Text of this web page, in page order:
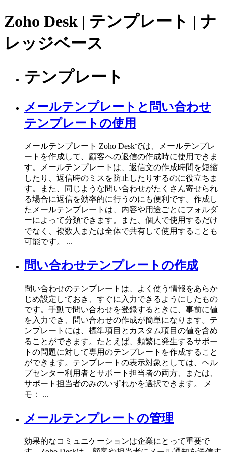
Zoho Desk | テンプレート | ナ
レッジベース
テンプレート
メールテンプレートと問い合わせ
テンプレートの使用
メールテンプレート Zoho Deskでは、メールテンプレ
ートを作成して、顧客への返信の作成時に使用できま
す。メールテンプレートは、返信文の作成時間を短縮
したり、返信時のミスを防止したりするのに役立ちま
す。また、同じような問い合わせがたくさん寄せられ
る場合に返信を効率的に行うのにも便利です。作成し
たメールテンプレートは、内容や用途ごとにフォルダ
ーによって分類できます。また、個人で使用するだけ
でなく、複数人または全体で共有して使用することも
可能です。 ...
問い合わせテンプレートの作成
問い合わせのテンプレートは、よく使う情報をあらか
じめ設定しておき、すぐに入力できるようにしたもの
です。手動で問い合わせを登録するときに、事前に値
を入力でき、問い合わせの作成が簡単になります。テ
ンプレートには、標準項目とカスタム項目の値を含め
ることができます。たとえば、頻繁に発生するサポー
トの問題に対して専用のテンプレートを作成すること
ができます。テンプレートの表示対象としては、ヘル
プセンター利用者とサポート担当者の両方、または、
サポート担当者のみのいずれかを選択できます。 メ
モ： ...
メールテンプレートの管理
効果的なコミュニケーションは企業にとって重要で